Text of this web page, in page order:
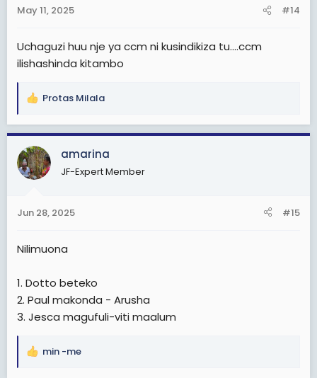
s
May 11, 2025 #14
Uchaguzi huu nje ya ccm ni kusindikiza tu....ccm
ilishashinda kitambo
R
a
c
t
i
s
Protas Milala
amarina
JF-Expert Member
Jun 28, 2025 #15
Nilimuona
1. Dotto beteko
2. Paul makonda - Arusha
3. Jesca magufuli-viti maalum
R
min -me